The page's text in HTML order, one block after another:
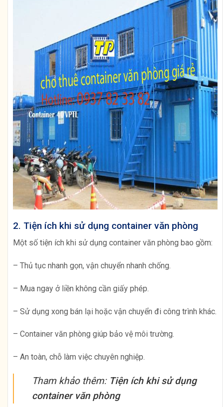
2. Tiện ích khi sử dụng container văn phòng
Một số tiện ích khi sử dụng container văn phòng bao gồm:
– Thủ tục nhanh gọn, vận chuyển nhanh chống.
– Mua ngay ở liền không cần giấy phép.
– Sử dụng xong bán lại hoặc vận chuyển đi công trình khác.
– Container văn phòng giúp bảo vệ môi trường.
– An toàn, chỗ làm việc chuyên nghiệp.
Tham khảo thêm: Tiện ích khi sử dụng
container văn phòng